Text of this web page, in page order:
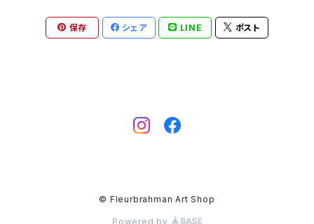
保存 シェア LINE ポスト
© Fleurbrahman Art Shop
Powered by